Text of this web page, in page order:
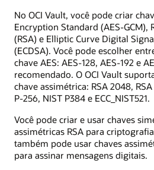
No OCI Vault, você pode criar
Encryption Standard (AES-GCM),
(RSA) e Elliptic Curve Digital
(ECDSA). Você pode escolher
chave AES: AES-128, AES-192 e
recomendado. O OCI Vault
chave assimétrica: RSA 2048,
P-256, NIST P384 e ECC_NIST521.
Você pode criar e usar chaves
assimétricas RSA para
também pode usar chaves
para assinar mensagens digitais.